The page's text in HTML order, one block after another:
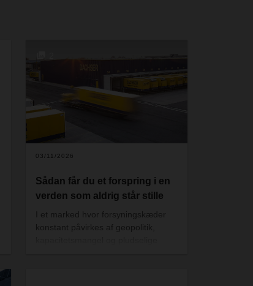
03/11/2026
Sådan får du et forspring i en
verden som aldrig står stille
I et marked hvor forsyningskæder
konstant påvirkes af geopolitik,